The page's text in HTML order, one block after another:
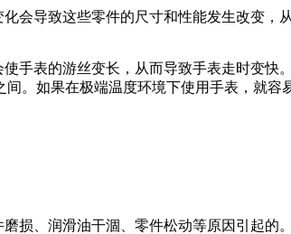
会导致这些零件的尺寸和性能发生改变，
手表的游丝变长，从而导致手表走时变快
。如果在极端温度环境下使用手表，就容
损、润滑油干涸、零件松动等原因引起的。